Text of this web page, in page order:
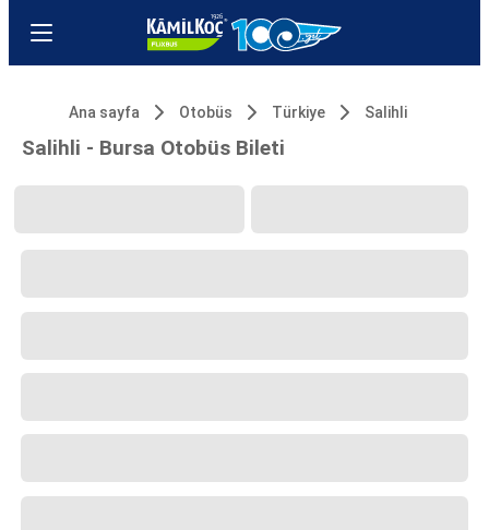
Ana sayfa Otobüs Türkiye Salihli
Salihli - Bursa Otobüs Bileti